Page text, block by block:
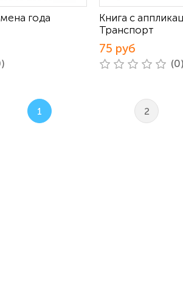
года
Книга с
Транспорт
75 руб
1 2